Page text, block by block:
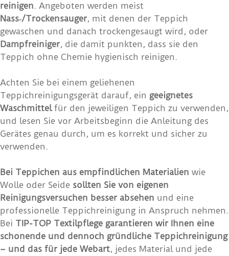
reinigen. Angeboten werden meist
Nass‑/Trockensauger, mit denen der Teppich
gewaschen und danach trockengesaugt wird, oder
Dampfreiniger, die damit punkten, dass sie den
Teppich ohne Chemie hygienisch reinigen.
Achten Sie bei einem geliehenen
Teppichreinigungsgerät darauf, ein geeignetes
Waschmittelfür den jeweiligen Teppich zu verwenden,
und lesen Sie vor Arbeitsbeginn die Anleitung des
Gerätes genau durch, um es korrekt und sicher zu
verwenden.
Bei Teppichen aus empfindlichen Materialien wie
Wolle oder Seide sollten Sie von eigenen
Reinigungsversuchen besser absehen und eine
professionelle Teppichreinigung in Anspruch nehmen.
Bei TIP-TOP Textilpflege garantieren wir Ihnen eine
schonende und dennoch gründliche Teppichreinigung
– und das für jede Webart, jedes Material und jede